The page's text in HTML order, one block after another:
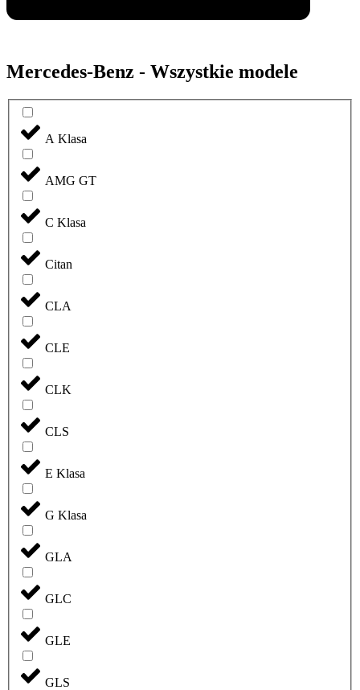
Mercedes-Benz - Wszystkie modele
A Klasa
AMG GT
C Klasa
Citan
CLA
CLE
CLK
CLS
E Klasa
G Klasa
GLA
GLC
GLE
GLS